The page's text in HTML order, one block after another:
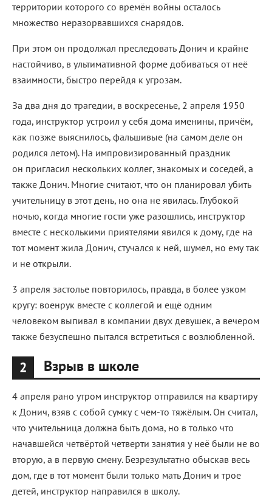
территории которого со времён войны осталось
множество неразорвавшихся снарядов.
При этом он продолжал преследовать Донич и крайне
настойчиво, в ультимативной форме добиваться от неё
взаимности, быстро перейдя к угрозам.
За два дня до трагедии, в воскресенье, 2 апреля 1950
года, инструктор устроил у себя дома именины, причём,
как позже выяснилось, фальшивые (на самом деле он
родился летом). На импровизированный праздник
он пригласил нескольких коллег, знакомых и соседей, а
также Донич. Многие считают, что он планировал убить
учительницу в этот день, но она не явилась. Глубокой
ночью, когда многие гости уже разошлись, инструктор
вместе с несколькими приятелями явился к дому, где на
тот момент жила Донич, стучался к ней, шумел, но ему так
и не открыли.
3 апреля застолье повторилось, правда, в более узком
кругу: военрук вместе с коллегой и ещё одним
человеком выпивал в компании двух девушек, а вечером
также безуспешно пытался встретиться с возлюбленной.
2 Взрыв в школе
4 апреля рано утром инструктор отправился на квартиру
к Донич, взяв с собой сумку с чем-то тяжёлым. Он считал,
что учительница должна быть дома, но в только что
начавшейся четвёртой четверти занятия у неё были не во
вторую, а в первую смену. Безрезультатно обыскав весь
дом, где в тот момент были только мать Донич и трое
детей, инструктор направился в школу.